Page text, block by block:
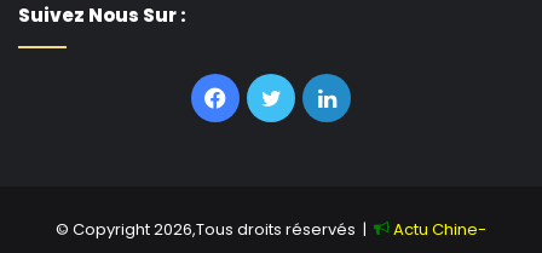
Suivez Nous Sur :
Facebook
TwitterLinkedin
© Copyright 2026,Tous droits réservés | Actu Chine-